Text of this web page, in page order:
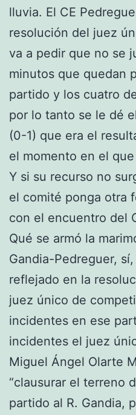
lluvia. El CE
resolución del juez
va a pedir que no se
minutos que quedan
partido y los cuatro
por lo tanto se le dé
(0-1) que era el
el momento en el
Y si su recurso no
el comité ponga otra
con el encuentro del
Qué se armó la
Gandia-Pedreguer,
reflejado en la
juez único de
incidentes en ese
incidentes el juez
Miguel Ángel Olarte
“clausurar el terreno
partido al R. Gandia,